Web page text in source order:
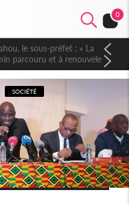
0
le sous-préfet : « La
parcouru et à renouveler
du développement »
SOCIÉTÉ